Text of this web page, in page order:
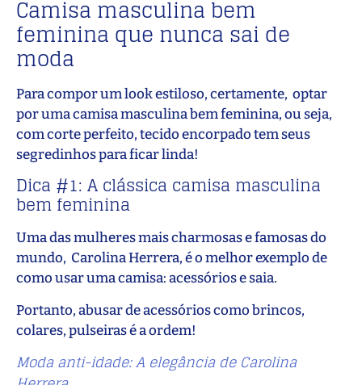
Camisa masculina bem
feminina que nunca sai de
moda
Para compor um look estiloso, certamente, optar
por uma camisa masculina bem feminina, ou seja,
com corte perfeito, tecido encorpado tem seus
segredinhos para ficar linda!
Dica #1: A clássica camisa masculina
bem feminina
Uma das mulheres mais charmosas e famosas do
mundo, Carolina Herrera, é o melhor exemplo de
como usar uma camisa: acessórios e saia.
Portanto, abusar de acessórios como brincos,
colares, pulseiras é a ordem!
Moda anti-idade: A elegância de Carolina